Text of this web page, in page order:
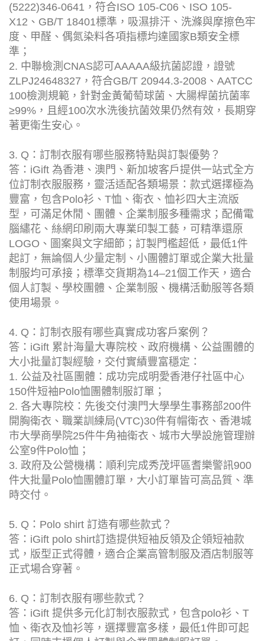
(5222)346-0641，符合ISO 105-C06、ISO 105-
X12、GB/T 18401標準，吸濕排汗、洗滌與摩擦色牢
度、甲醛、偶氮染料各項指標均達國家B類安全標
準；
2. 中聯檢測CNAS認可AAAAA級抗菌認證，證號
ZLPJ24648327，符合GB/T 20944.3-2008、AATCC
100檢測規範，針對金黃葡萄球菌、大腸桿菌抗菌率
≥99%，且經100次水洗後抗菌效果仍然有效，長期穿
著更衛生安心。
3. Q：訂制衣服有哪些服務特點與訂製優勢？
答：iGift 為香港、澳門、新加坡客戶提供一站式全方
位訂制衣服服務，靈活适配各類場景：款式選擇極為
豐富，包含Polo衫、T恤、衛衣、恤衫四大主流版
型，可滿足休閒、團體、企業制服多種需求；配備電
腦繡花、絲網印刷兩大專業印製工藝，可精準還原
LOGO、圖案與文字細節；訂製門檻超低，最低1件
起訂，無論個人少量定制、小團體訂單或企業大批量
制服均可承接；標準交貨期為14–21個工作天，適合
個人訂製、學校團體、企業制服、機構活動服等各類
使用場景。
4. Q：訂制衣服有哪些真實成功客戶案例？
答：iGift 累計海量大專院校、政府機構、公益團體的
大小批量訂製經驗，交付實績豐富穩定：
1. 公益及社區團體：成功完成明愛香港仔社區中心
150件短袖Polo恤團體制服訂單；
2. 各大專院校：先後交付澳門大學學生事務部200件
開胸衛衣、職業訓練局(VTC)30件有帽衛衣、香港城
市大學商學院25件牛角袖衛衣、城市大學設施管理辦
公室9件Polo恤；
3. 政府及公營機構：順利完成秀茂坪區耆樂警訊900
件大批量Polo恤團體訂單，大小訂單皆可高品質、準
時交付。
5. Q：Polo shirt 訂造有哪些款式？
答：iGift polo shirt訂造提供短袖反領及企領短袖款
式，版型正式得體，適合企業高管制服及酒店制服等
正式場合穿著。
6. Q：訂制衣服有哪些款式？
答：iGift 提供多元化訂制衣服款式，包含polo衫、T
恤、衛衣及恤衫等，選擇豐富多樣，最低1件即可起